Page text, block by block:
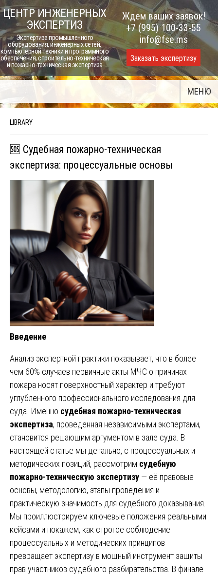
Skip
to
content
ЦЕНТР ИНЖЕНЕРНЫХ
ЭКСПЕРТИЗ
Экспертиза промышленного
оборудования, инженерных сетей,
компьютерной техники и программного
обеспечения, строительно-техническая
и пожарно-техническая экспертиза
Ждем ваших заявок!
+7 (995) 100-33-55
info@fse.ms
Заказать экспертизу
МЕНЮ
LIBRARY
🆘 Судебная пожарно-техническая
экспертиза: процессуальные основы
Введение
Анализ экспертной практики показывает, что в более
чем 60% случаев первичные акты МЧС о причинах
пожара носят поверхностный характер и требуют
углубленного профессионального исследования для
суда. Именно судебная пожарно-техническая
экспертиза, проведенная независимыми экспертами,
становится решающим аргументом в зале суда. В
настоящей статье мы детально, с процессуальных и
методических позиций, рассмотрим судебную
пожарно-техническую экспертизу — её правовые
основы, методологию, этапы проведения и
практическую значимость для судебного доказывания.
Мы проиллюстрируем ключевые положения реальными
кейсами и покажем, как строгое соблюдение
процессуальных и методических принципов
превращает экспертизу в мощный инструмент защиты
прав участников судебного разбирательства. В финале